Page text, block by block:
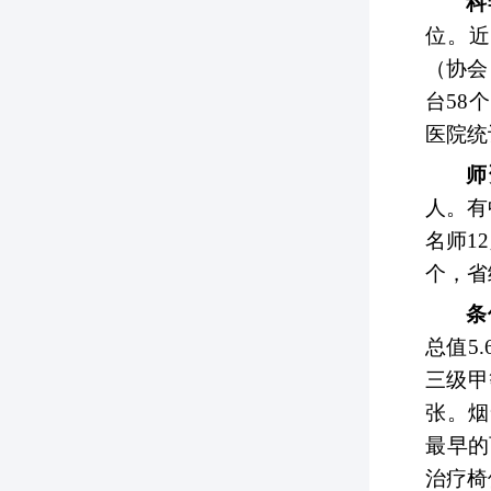
位。
（协
台58
医院
人。
名师
个，
总值
三级
张。
最早
治疗